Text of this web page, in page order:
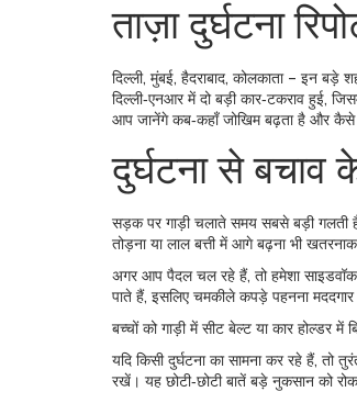
ताज़ा दुर्घटना
दिल्ली, मुंबई, हैदराबाद, कोलकाता – इन
दिल्ली‑एनआर में दो बड़ी कार‑टकराव हुई,
आप जानेंगे कब‑कहाँ जोखिम बढ़ता है और कैसे
दुर्घटना से बचाव
सड़क पर गाड़ी चलाते समय सबसे बड़ी गलती
तोड़ना या लाल बत्ती में आगे बढ़ना भी
अगर आप पैदल चल रहे हैं, तो हमेशा साइडवॉक
पाते हैं, इसलिए चमकीले कपड़े पहनना मददगार
बच्चों को गाड़ी में सीट बेल्ट या कार होल्डर
यदि किसी दुर्घटना का सामना कर रहे हैं, तो
रखें। यह छोटी‑छोटी बातें बड़े नुकसान को